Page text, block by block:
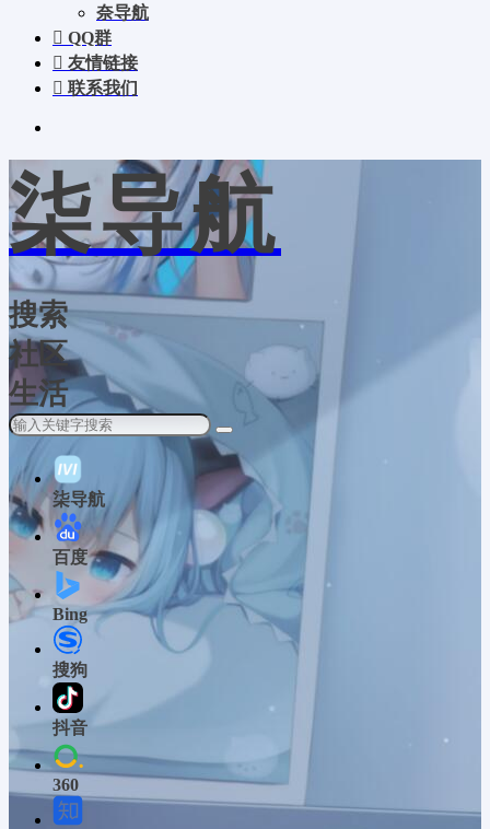
奈导航
QQ群
友情链接
联系我们
柒导航
搜索
社区
生活
柒导航
百度
Bing
搜狗
抖音
360